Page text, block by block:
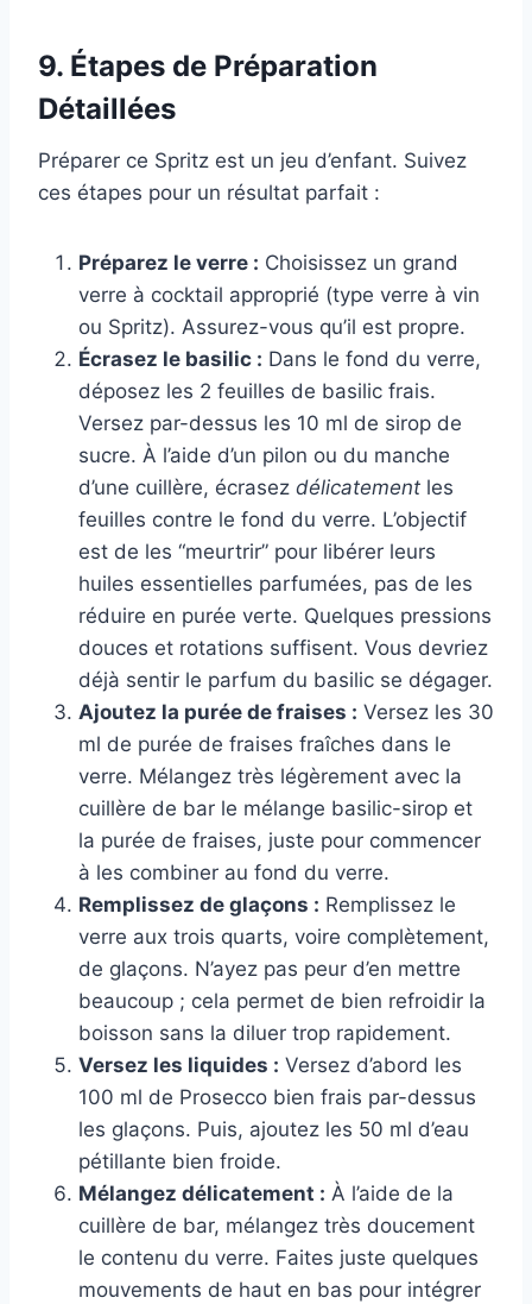
9. Étapes de Préparation
Détaillées
Préparer ce Spritz est un jeu d’enfant. Suivez
ces étapes pour un résultat parfait :
Préparez le verre : Choisissez un grand
verre à cocktail approprié (type verre à vin
ou Spritz). Assurez-vous qu’il est propre.
Écrasez le basilic : Dans le fond du verre,
déposez les 2 feuilles de basilic frais.
Versez par-dessus les 10 ml de sirop de
sucre. À l’aide d’un pilon ou du manche
d’une cuillère, écrasez délicatement les
feuilles contre le fond du verre. L’objectif
est de les “meurtrir” pour libérer leurs
huiles essentielles parfumées, pas de les
réduire en purée verte. Quelques pressions
douces et rotations suffisent. Vous devriez
déjà sentir le parfum du basilic se dégager.
Ajoutez la purée de fraises : Versez les 30
ml de purée de fraises fraîches dans le
verre. Mélangez très légèrement avec la
cuillère de bar le mélange basilic-sirop et
la purée de fraises, juste pour commencer
à les combiner au fond du verre.
Remplissez de glaçons : Remplissez le
verre aux trois quarts, voire complètement,
de glaçons. N’ayez pas peur d’en mettre
beaucoup ; cela permet de bien refroidir la
boisson sans la diluer trop rapidement.
Versez les liquides : Versez d’abord les
100 ml de Prosecco bien frais par-dessus
les glaçons. Puis, ajoutez les 50 ml d’eau
pétillante bien froide.
Mélangez délicatement : À l’aide de la
cuillère de bar, mélangez très doucement
le contenu du verre. Faites juste quelques
mouvements de haut en bas pour intégrer